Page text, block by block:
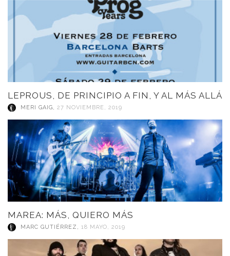
LEPROUS, DE PRINCIPIO A FIN, Y AL MÁS ALLÁ
MERI GAIG, 27 NOVIEMBRE, 2019
MAREA: MÁS, QUIERO MÁS
MARC GUTIÉRREZ , 18 MAYO, 2019